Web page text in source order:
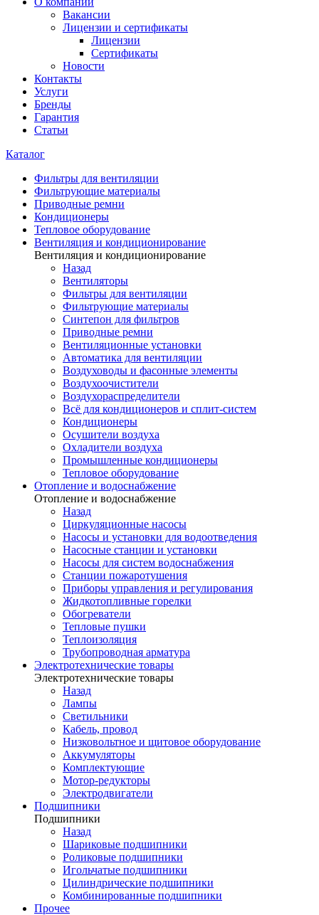
Вакансии
Лицензии и сертификаты
Лицензии
Сертификаты
Новости
Контакты
Услуги
Бренды
Гарантия
Статьи
Каталог
Фильтры для вентиляции
Фильтрующие материалы
Приводные ремни
Кондиционеры
Тепловое оборудование
Вентиляция и кондиционирование
Вентиляция и кондиционирование
Назад
Вентиляторы
Фильтры для вентиляции
Фильтрующие материалы
Синтепон для фильтров
Приводные ремни
Вентиляционные установки
Автоматика для вентиляции
Воздуховоды и фасонные элементы
Воздухоочистители
Воздухораспределители
Всё для кондиционеров и сплит-систем
Кондиционеры
Осушители воздуха
Охладители воздуха
Промышленные кондиционеры
Тепловое оборудование
Отопление и водоснабжение
Отопление и водоснабжение
Назад
Циркуляционные насосы
Насосы и установки для водоотведения
Насосные станции и установки
Насосы для систем водоснабжения
Станции пожаротушения
Приборы управления и регулирования
Жидкотопливные горелки
Обогреватели
Тепловые пушки
Теплоизоляция
Трубопроводная арматура
Электротехнические товары
Электротехнические товары
Назад
Лампы
Светильники
Кабель, провод
Низковольтное и щитовое оборудование
Аккумуляторы
Комплектующие
Мотор-редукторы
Электродвигатели
Подшипники
Подшипники
Назад
Шариковые подшипники
Роликовые подшипники
Игольчатые подшипники
Цилиндрические подшипники
Комбинированные подшипники
Прочее